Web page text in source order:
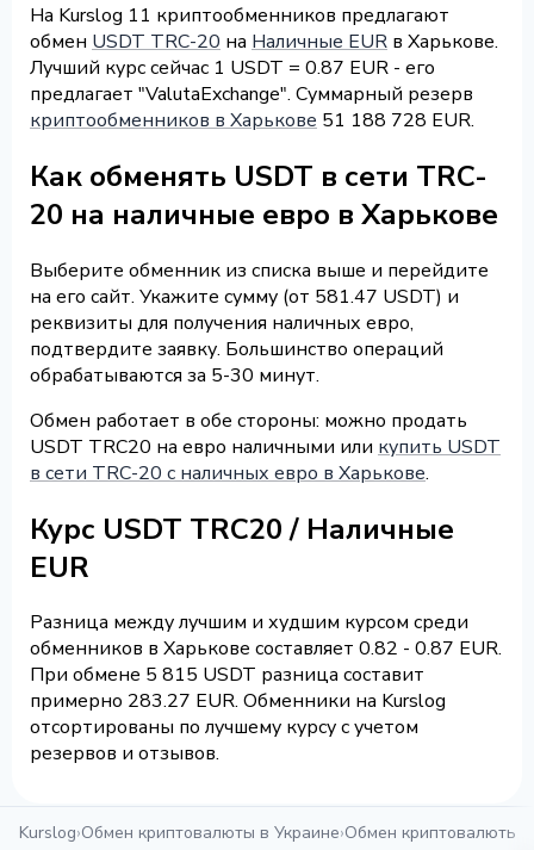
На Kurslog 11 криптообменников предлагают
обмен USDT TRC-20 на Наличные EUR в Харькове.
Лучший курс сейчас 1 USDT = 0.87 EUR - его
предлагает "ValutaExchange". Суммарный резерв
криптообменников в Харькове 51 188 728 EUR.
Как обменять USDT в сети TRC-
20 на наличные евро в Харькове
Выберите обменник из списка выше и перейдите
на его сайт. Укажите сумму (от 581.47 USDT) и
реквизиты для получения наличных евро,
подтвердите заявку. Большинство операций
обрабатываются за 5-30 минут.
Обмен работает в обе стороны: можно продать
USDT TRC20 на евро наличными или купить USDT
в сети TRC-20 с наличных евро в Харькове.
Курс USDT TRC20 / Наличные
EUR
Разница между лучшим и худшим курсом среди
обменников в Харькове составляет 0.82 - 0.87 EUR.
При обмене 5 815 USDT разница составит
примерно 283.27 EUR. Обменники на Kurslog
отсортированы по лучшему курсу с учетом
резервов и отзывов.
Kurslog›Обмен криптовалюты в Украине›Обмен криптовалюты